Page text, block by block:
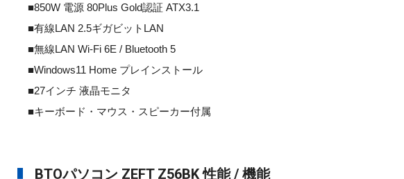
■850W 電源 80Plus Gold認証 ATX3.1
■有線LAN 2.5ギガビットLAN
■無線LAN Wi-Fi 6E / Bluetooth 5
■Windows11 Home プレインストール
■27インチ 液晶モニタ
■キーボード・マウス・スピーカー付属
BTOパソコン ZEFT Z56BK 性能 / 機能